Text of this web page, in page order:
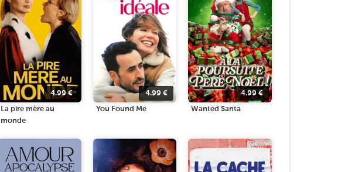
4.99€
La pire mère au
monde
4.99 €
You Found Me
4.99€
Wanted Santa